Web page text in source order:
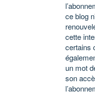
ce blog
cette
certains
un mot
son